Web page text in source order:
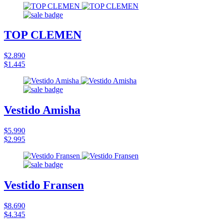
TOP CLEMEN
$2.890
$1.445
Vestido Amisha
$5.990
$2.995
Vestido Fransen
$8.690
$4.345